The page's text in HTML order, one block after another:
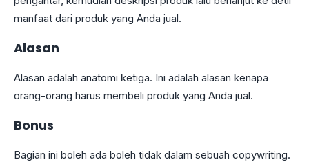
manfaat dari produk yang Anda jual.
Alasan
Alasan adalah anatomi ketiga. Ini adalah alasan kenapa
orang-orang harus membeli produk yang Anda jual.
Bonus
Bagian ini boleh ada boleh tidak dalam sebuah copywriting.